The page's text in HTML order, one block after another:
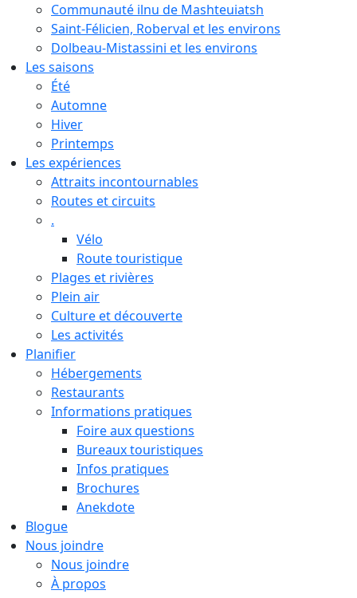
Communauté ilnu de Mashteuiatsh
Saint-Félicien, Roberval et les environs
Dolbeau-Mistassini et les environs
Les saisons
Été
Automne
Hiver
Printemps
Les expériences
Attraits incontournables
Routes et circuits
.
Vélo
Route touristique
Plages et rivières
Plein air
Culture et découverte
Les activités
Planifier
Hébergements
Restaurants
Informations pratiques
Foire aux questions
Bureaux touristiques
Infos pratiques
Brochures
Anekdote
Blogue
Nous joindre
Nous joindre
À propos